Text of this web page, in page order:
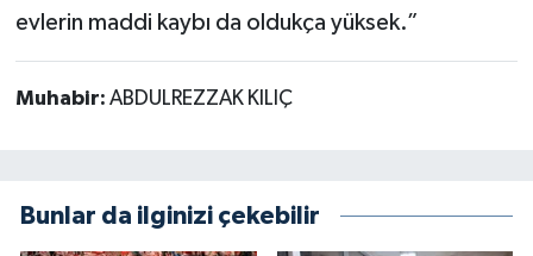
evlerin maddi kaybı da oldukça yüksek.”
Muhabir: ABDULREZZAK KILIÇ
Bunlar da ilginizi çekebilir